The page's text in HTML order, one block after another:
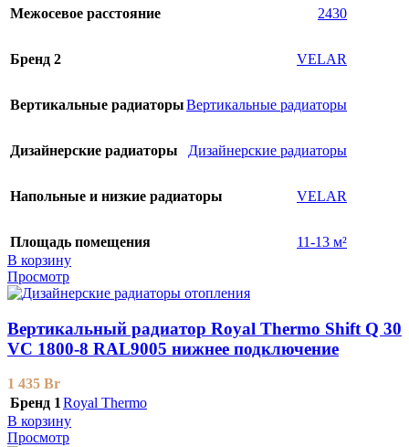
Межосевое расстояние 2430
Бренд 2 VELAR
Вертикальные радиаторыВертикальные радиаторы
Дизайнерские радиаторы Дизайнерские радиаторы
Напольные и низкие радиаторы VELAR
Площадь помещения
11-13 м²
В корзину
Просмотр
Вертикальный радиатор Royal Thermo Shift Q 30
VС 1800-8 RAL9005 нижнее подключение
1 435 Br
Бренд 1Royal Thermo
В корзину
Просмотр